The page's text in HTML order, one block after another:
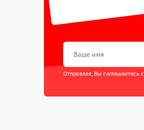
Отправляя, Вы соглашаетесь с